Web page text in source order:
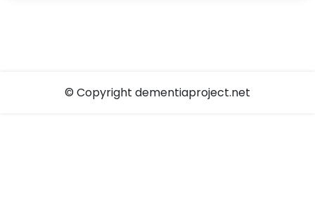
© Copyright dementiaproject.net